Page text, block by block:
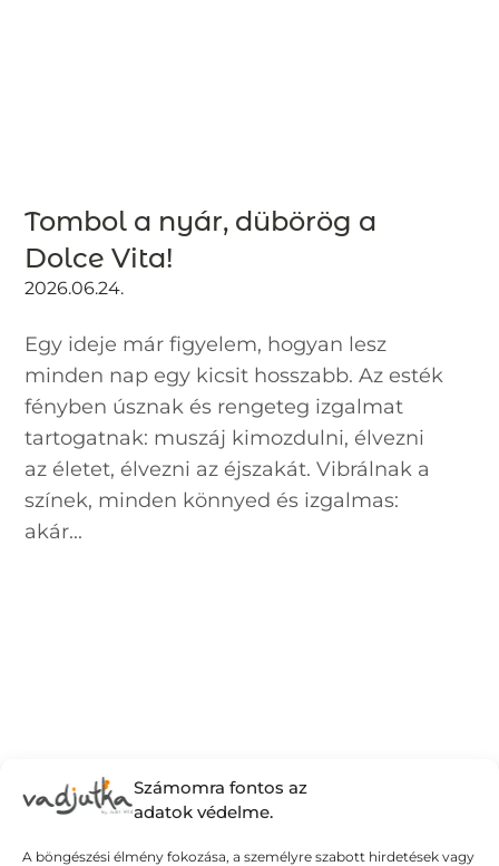
Számomra fontos az
adatok védelme.
A böngészési élmény fokozása, a személyre szabott hirdetések vagy
Tombol a nyár, dübörög a
Dolce Vita!
2026.06.24.
Egy ideje már figyelem, hogyan lesz
minden nap egy kicsit hosszabb. Az esték
fényben úsznak és rengeteg izgalmat
tartogatnak: muszáj kimozdulni, élvezni
az életet, élvezni az éjszakát. Vibrálnak a
színek, minden könnyed és izgalmas:
akár...